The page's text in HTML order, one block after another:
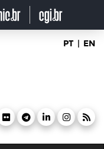
PT | EN